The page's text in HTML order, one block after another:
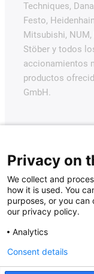
Techniques,
Festo,
Mitsubishi, NUM,
Stöber y todos
accionamientos
productos
GmbH.
Privacy on
We collect and
how it is used. You
purposes, or you can
our privacy policy.
Analytics
Consent details